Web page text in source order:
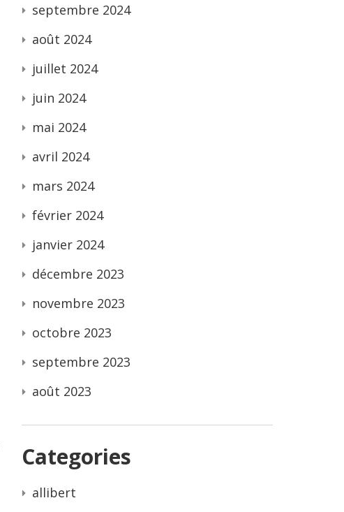
septembre 2024
août 2024
juillet 2024
juin 2024
mai 2024
avril 2024
mars 2024
février 2024
janvier 2024
décembre 2023
novembre 2023
octobre 2023
septembre 2023
août 2023
Categories
allibert